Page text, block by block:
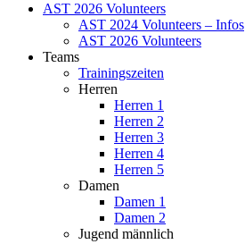
AST 2026 Volunteers
AST 2024 Volunteers – Infos
AST 2026 Volunteers
Teams
Trainingszeiten
Herren
Herren 1
Herren 2
Herren 3
Herren 4
Herren 5
Damen
Damen 1
Damen 2
Jugend männlich